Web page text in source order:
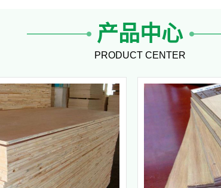
产品中心
PRODUCT CENTER